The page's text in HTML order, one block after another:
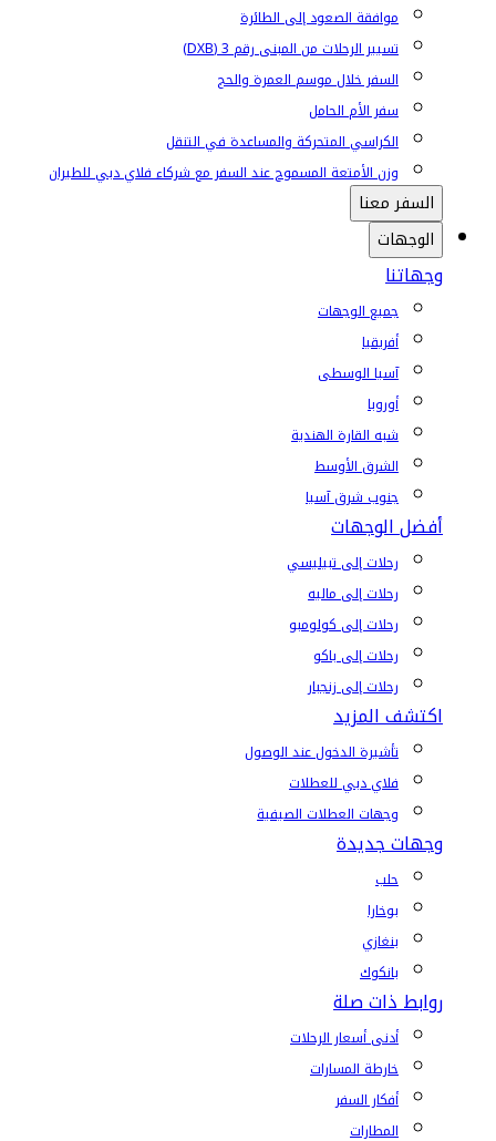
موافقة الصعود إلى الطائرة
تسيير الرحلات من المبنى رقم 3 (DXB)
السفر خلال موسم العمرة والحج
سفر الأم الحامل
الكراسي المتحركة والمساعدة في التنقل
وزن الأمتعة المسموح عند السفر مع شركاء فلاي دبي للطيران
السفر معنا
الوجهات
وجهاتنا
جميع الوجهات
أفريقيا
آسيا الوسطى
أوروبا
شبه القارة الهندية
الشرق الأوسط
جنوب شرق آسيا
أفضل الوجهات
رحلات إلى تبيليسي
رحلات إلى ماليه
رحلات إلى كولومبو
رحلات إلى باكو
رحلات إلى زنجبار
اكتشف المزيد
تأشيرة الدخول عند الوصول
فلاي دبي للعطلات
وجهات العطلات الصيفية
وجهات جديدة
حلب
بوخارا
بنغازي
بانكوك
روابط ذات صلة
أدنى أسعار الرحلات
خارطة المسارات
أفكار السفر
المطارات